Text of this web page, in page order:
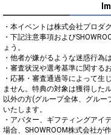
・本イベントは株式会社プロダ
・下記注意事項および
ょう。
・他者が嫌がるような迷惑行為
・審査状況や選考基準に関する
・応募・審査通過等によって生
ません。特典の対象は獲得した
以外の方(グループ全体、グル
いたします。
・アバター、ギフティングアイ
場合、SHOWROOM株式会社が